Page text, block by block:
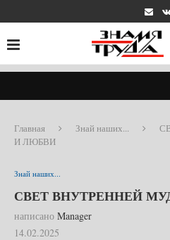
Главная Знай наших...
И ЛЮБВИ
Знай наших...
СВЕТ ВНУТРЕННЕЙ
написано Manager
14.02.2025